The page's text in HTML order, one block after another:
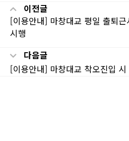
이전글
[이용안내] 마창대교 평일 출퇴
시행
다음글
[이용안내] 마창대교 착오진입 시